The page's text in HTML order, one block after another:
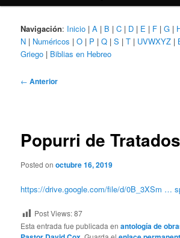
Navigación: Inicio |A | B |C | D | E | F |G |
N | Numéricos |O | P |Q |S |T | UVWXYZ |
Griego | Biblias en Hebreo
Navegación
← Anterior
Popurri de Tratados
Posted onoctubre 16, 2019
https://drive.google.com/file/d/0B_3XSm …
Post Views:87
Esta entrada fue publicada enantología de